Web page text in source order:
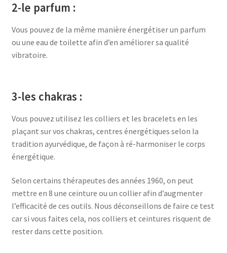
2-le parfum :
Vous pouvez de la même manière énergétiser un parfum
ou une eau de toilette afin d’en améliorer sa qualité
vibratoire.
3-les chakras :
Vous pouvez utilisez les colliers et les bracelets en les
plaçant sur vos chakras, centres énergétiques selon la
tradition ayurvédique, de façon à ré-harmoniser le corps
énergétique.
Selon certains thérapeutes des années 1960, on peut
mettre en 8 une ceinture ou un collier afin d’augmenter
l’efficacité de ces outils. Nous déconseillons de faire ce test
car si vous faites cela, nos colliers et ceintures risquent de
rester dans cette position.